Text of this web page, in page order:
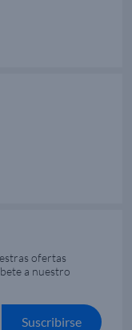
ofertas
a nuestro
Suscribirse